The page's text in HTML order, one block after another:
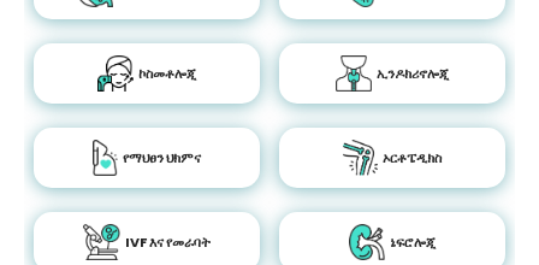
ኮስመቶሎጂ ኢንዶክሪኖሎጂ
የማህፀን ህክምና ኦርቶፔዲክስ
IVF እና የመራባት ኔፍሮሎጂ